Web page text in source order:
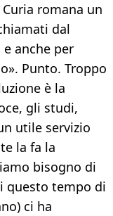
romana un
dal
anche per
Punto. Troppo
è la
gli studi,
utile servizio
la fa la
bisogno di
questo tempo di
ci ha